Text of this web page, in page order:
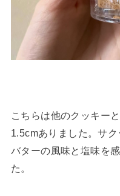
こちらは他のクッキー
1.5cmありました。サク
バターの風味と塩味を
た。